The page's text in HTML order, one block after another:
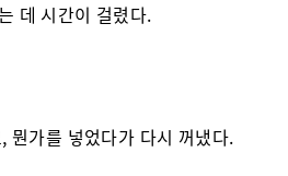
데 시간이 걸렸다.
뭔가를 넣었다가 다시 꺼냈다.